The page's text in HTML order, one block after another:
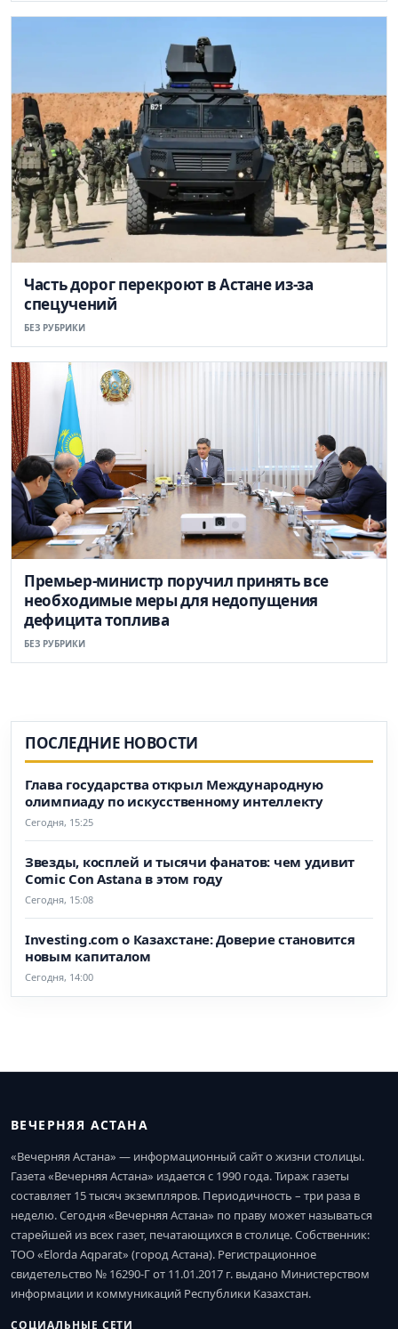
Часть дорог перекроют в Астане из-за
спецучений
БЕЗ РУБРИКИ
Премьер-министр поручил принять все
необходимые меры для недопущения
дефицита топлива
БЕЗ РУБРИКИ
ПОСЛЕДНИЕ НОВОСТИ
Глава государства открыл Международную
олимпиаду по искусственному интеллекту
Сегодня, 15:25
Звезды, косплей и тысячи фанатов: чем удивит
Comic Con Astana в этом году
Сегодня, 15:08
Investing.com о Казахстане: Доверие становится
новым капиталом
Сегодня, 14:00
ВЕЧЕРНЯЯ АСТАНА
«Вечерняя Астана» — информационный сайт о жизни столицы.
Газета «Вечерняя Астана» издается с 1990 года. Тираж газеты
составляет 15 тысяч экземпляров. Периодичность – три раза в
неделю. Сегодня «Вечерняя Астана» по праву может называться
старейшей из всех газет, печатающихся в столице. Собственник:
ТОО «Elorda Aqparat» (город Астана). Регистрационное
свидетельство № 16290-Г от 11.01.2017 г. выдано Министерством
информации и коммуникаций Республики Казахстан.
СОЦИАЛЬНЫЕ СЕТИ